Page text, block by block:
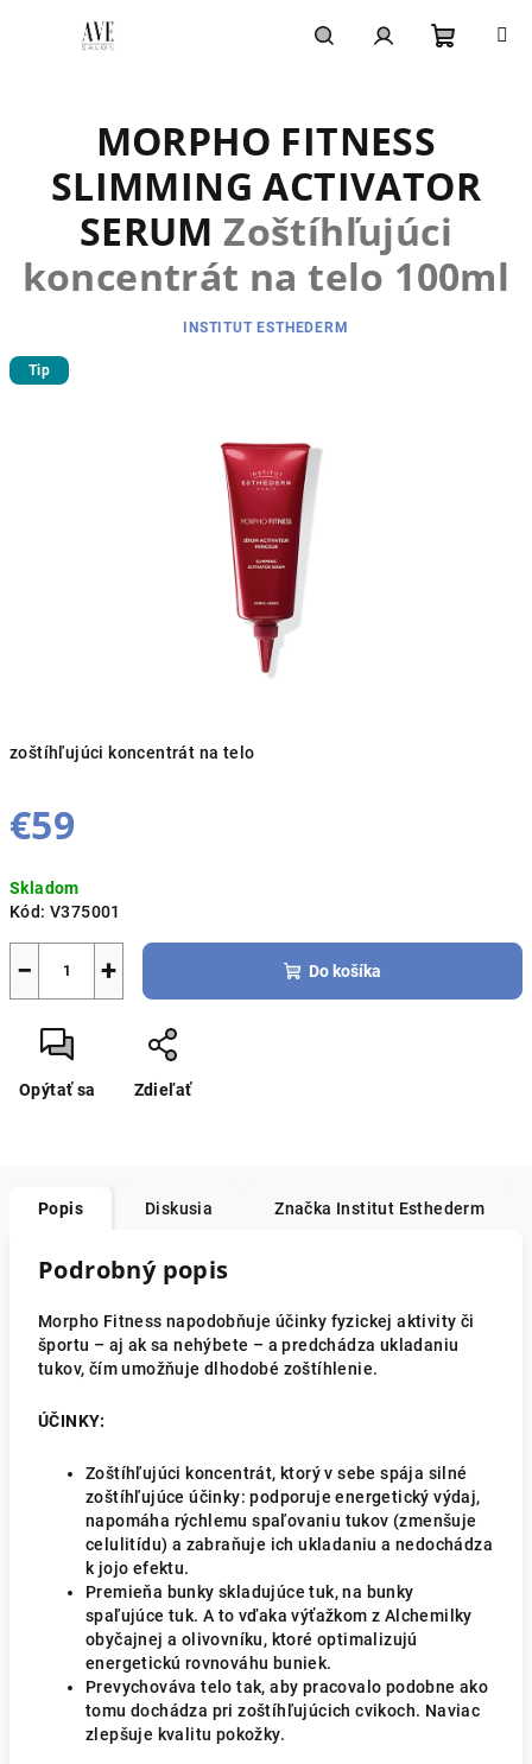
zoštíhľujúci koncentrát na telo
€59
cena:
Skladom
Kód: V375001
+
− Do košíka
Opýtať sa Zdieľať
MORPHO FITNESS
SLIMMING ACTIVATOR
SERUMZoštíhľujúci
koncentrát na telo 100ml
INSTITUT ESTHEDERM
Tip
Popis Diskusia Značka Institut Esthederm
Podrobný popis
Morpho Fitness napodobňuje účinky fyzickej aktivity či
športu – aj ak sa nehýbete – a predchádza ukladaniu
tukov, čím umožňuje dlhodobé zoštíhlenie.
ÚČINKY:
Zoštíhľujúci koncentrát, ktorý v sebe spája silné
zoštíhľujúce účinky: podporuje energetický výdaj,
napomáha rýchlemu spaľovaniu tukov (zmenšuje
celulitídu) a zabraňuje ich ukladaniu a nedochádza
k jojo efektu.
Premieňa bunky skladujúce tuk, na bunky
spaľujúce tuk. A to vďaka výťažkom z Alchemilky
obyčajnej a olivovníku, ktoré optimalizujú
energetickú rovnováhu buniek.
Prevychováva telo tak, aby pracovalo podobne ako
tomu dochádza pri zoštíhľujúcich cvikoch. Naviac
zlepšuje kvalitu pokožky.